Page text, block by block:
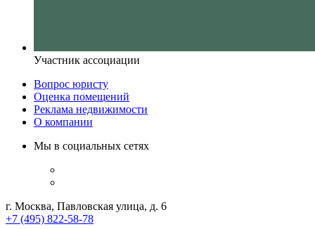
Участник ассоциации
Вопрос юристу
Оценка помещений
Реклама недвижимости
О компании
Мы в социальных сетях
г. Москва, Павловская улица, д. 6
+7 (495) 822-58-78